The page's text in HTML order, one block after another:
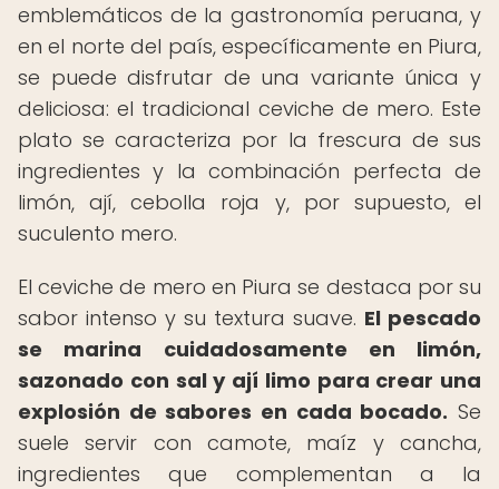
emblemáticos de la gastronomía peruana, y
en el norte del país, específicamente en Piura,
se puede disfrutar de una variante única y
deliciosa: el tradicional ceviche de mero. Este
plato se caracteriza por la frescura de sus
ingredientes y la combinación perfecta de
limón, ají, cebolla roja y, por supuesto, el
suculento mero.
El ceviche de mero en Piura se destaca por su
sabor intenso y su textura suave. El pescado
se marina cuidadosamente en limón,
sazonado con sal y ají limo para crear una
explosión de sabores en cada bocado. Se
suele servir con camote, maíz y cancha,
ingredientes que complementan a la